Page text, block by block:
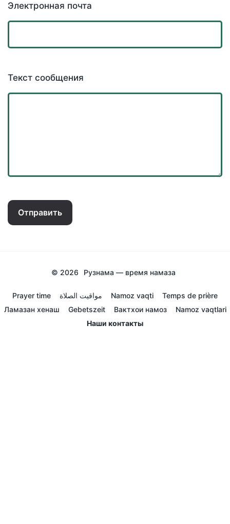
Электронная почта
Текст сообщения
Отправить
© 2026 Рузнама — время намаза
Prayer time مواقيت الصلاة Namoz vaqti
Temps de prière
Ламазан хенаш
Gebetszeit Вактхои намоз
Namoz vaqtlari
Наши контакты